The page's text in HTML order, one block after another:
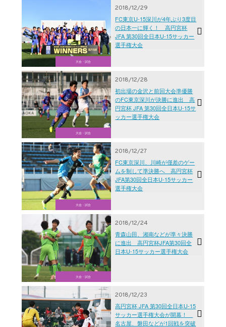
大会・試合
2018/12/29
FC東京U-15深川が4年ぶり3度目
の日本一に輝く！ 高円宮杯
JFA 第30回全日本U-15サッカー
選手権大会
大会・試合
2018/12/28
初出場の金沢と前回大会準優勝
のFC東京深川が決勝に進出 高
円宮杯 JFA 第30回全日本U-15サ
ッカー選手権大会
大会・試合
2018/12/27
FC東京深川、川崎が僅差のゲー
ムを制して準決勝へ 高円宮杯
JFA第30回全日本U-15サッカー
選手権大会
大会・試合
2018/12/24
青森山田、湘南などが準々決勝
に進出 高円宮杯JFA第30回全
日本U-15サッカー選手権大会
2018/12/23
高円宮杯 JFA 第30回全日本U-15
サッカー選手権大会が開幕！
名古屋、磐田などが1回戦を突破